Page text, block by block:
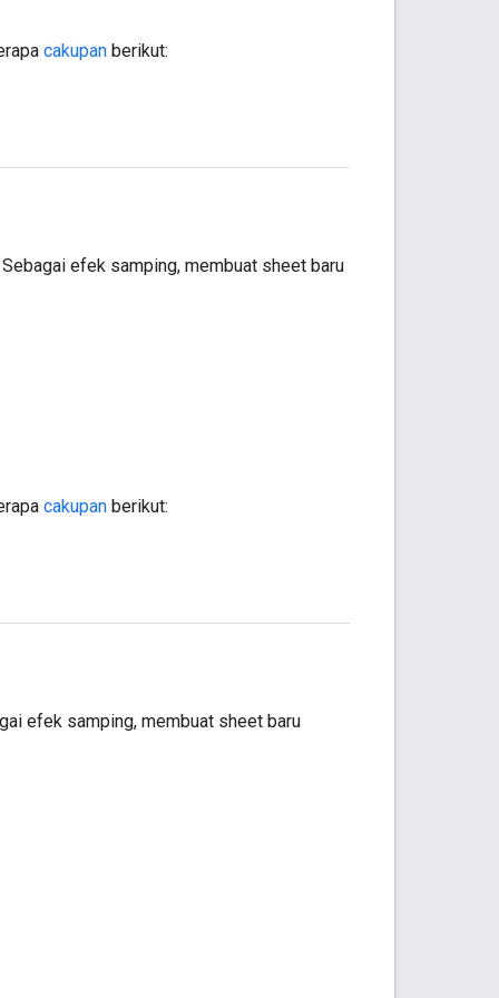
cakupan berikut:
efek samping, membuat sheet baru
cakupan berikut:
efek samping, membuat sheet baru